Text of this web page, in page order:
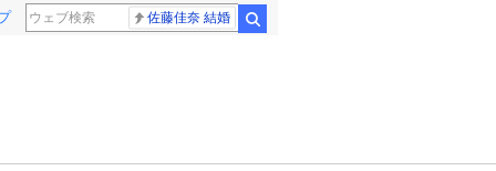
佐藤佳奈 結婚